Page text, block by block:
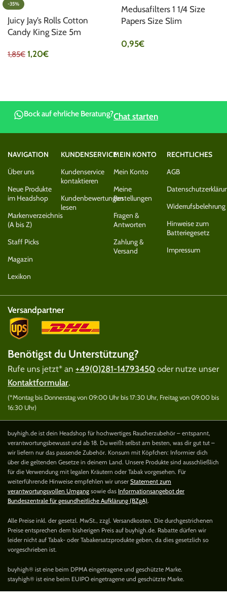
-35%
Juicy Jay’s Rolls Cotton
Candy King Size 5m
1,85€ 1,20€
Medusafilters 1 1/4 Size
Papers Size Slim
0,95€
Bock auf ehrliche Beratung?Chat starten
NAVIGATION
Über uns
Neue Produkte
im Headshop
Markenverzeichnis
(A bis Z)
Staff Picks
Magazin
Lexikon
KUNDENSERVICE
Kundenservice
kontaktieren
Kundenbewertungen
lesen
MEIN KONTO
Mein Konto
Meine
Bestellungen
Fragen &
Antworten
Zahlung &
Versand
RECHTLICHES
AGB
Widerrufsbelehrung
Hinweise zum
Batteriegesetz
Impressum
Versandpartner
Benötigst du Unterstützung?
Rufe uns jetzt* an +49(0)281-14793450 oder nutze unser
Kontaktformular.
(*Montag bis Donnerstag von 09:00 Uhr bis 17:30 Uhr, Freitag von 09:00 bis
16:30 Uhr)
buyhigh.de ist dein Headshop für hochwertiges Raucherzubehör – entspannt,
verantwortungsbewusst und ab 18. Du weißt selbst am besten, was dir gut tut –
wir liefern nur das passende Zubehör. Konsum mit Köpfchen: Informier dich
über die geltenden Gesetze in deinem Land. Unsere Produkte sind ausschließlich
für die Verwendung mit legalen Kräutern oder Tabak vorgesehen. Für
weiterführende Hinweise empfehlen wir unser Statement zum
verantwortungsvollen Umgang sowie das Informationsangebot der
Bundeszentrale für gesundheitliche Aufklärung (BZgA).
Alle Preise inkl. der gesetzl. MwSt., zzgl. Versandkosten. Die durchgestrichenen
Preise entsprechen dem bisherigen Preis auf buyhigh.de. Rabatte dürfen wir
leider nicht auf Tabak- oder Tabakersatzprodukte geben, da dies gesetzlich so
vorgeschrieben ist.
buyhigh® ist eine beim DPMA eingetragene und geschützte Marke.
stayhigh® ist eine beim EUIPO eingetragene und geschützte Marke.